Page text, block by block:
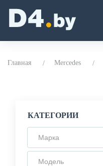
Главная Mercedes
КАТЕГОРИИ
Марка
Модель